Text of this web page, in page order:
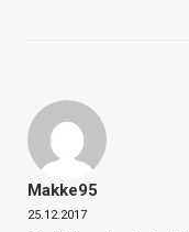
Makke95
25.12.2017